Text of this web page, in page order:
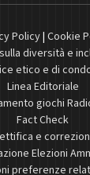
Policy| Cookie
diversità e
etico e di
Linea Editoriale
giochi
Fact Check
e
Elezioni
preferenze